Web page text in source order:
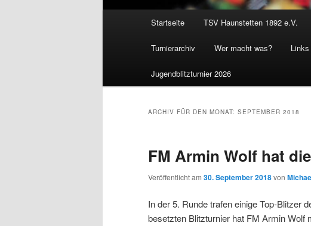
Zum
Inhalt
wechseln
Zum
sekundären
Inhalt
wechseln
Startseite TSV Haunstetten 1892 e.V.
Turnierarchiv Wer macht was? Links
Jugendblitzturnier 2026
ARCHIV FÜR DEN MONAT: SEPTEMBER 2018
FM Armin Wolf hat
Veröffentlicht am 30. September 2018von
In der 5. Runde trafen einige Top-Blitzer
besetzten Blitzturnier hat FM Armin Wolf